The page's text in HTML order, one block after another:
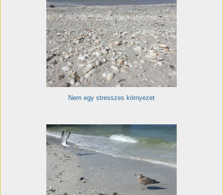
Nem egy stresszes környezet